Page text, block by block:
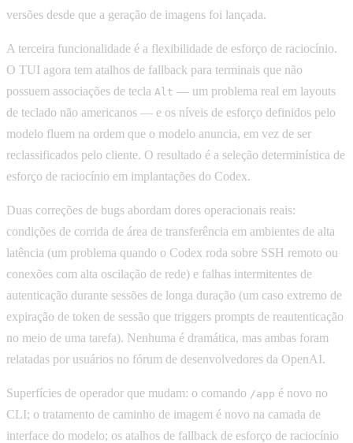
versões desde que a geração de imagens foi lançada.
A terceira funcionalidade é a flexibilidade de esforço de raciocínio.
O TUI agora tem atalhos de fallback para terminais que não
possuem associações de tecla Alt — um problema real em layouts
de teclado não americanos — e os níveis de esforço definidos pelo
modelo fluem na ordem que o modelo anuncia, em vez de ser
reclassificados pelo cliente. O resultado é a seleção determinística de
esforço de raciocínio em implantações do Codex.
Duas correções de bugs abordam dores operacionais reais:
condições de corrida de área de transferência em ambientes de alta
latência (um problema quando o Codex roda sobre SSH remoto ou
conexões com alta oscilação de rede) e falhas intermitentes de
autenticação durante sessões de longa duração (um caso extremo de
expiração de token de sessão que triggers prompts de reautenticação
no meio de uma tarefa). Nenhuma é dramática, mas ambas foram
relatadas por usuários no fórum de desenvolvedores da OpenAI.
Superfícies de operador que mudam: o comando /app é novo no
CLI; o tratamento de caminho de imagem é novo na camada de
interface do modelo; os atalhos de fallback de esforço de raciocínio